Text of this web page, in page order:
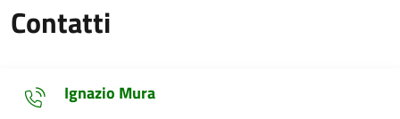
Contatti
Ignazio Mura